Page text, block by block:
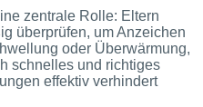
zentrale Rolle: Eltern
überprüfen, um Anzeichen
oder Überwärmung,
schnelles und richtiges
effektiv verhindert